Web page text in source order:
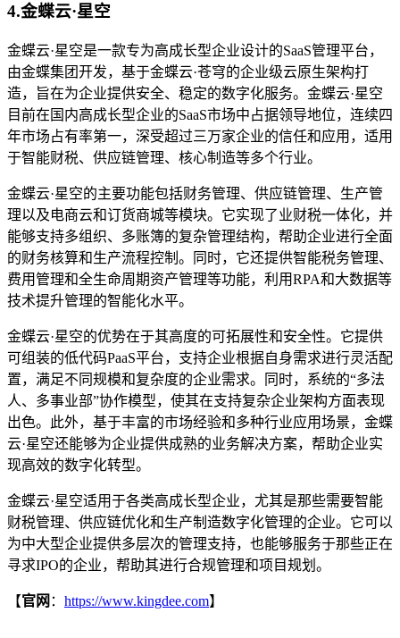
4.金蝶云·星空
金蝶云·星空是一款专为高成长型企业设计的SaaS管理平台，
由金蝶集团开发，基于金蝶云·苍穹的企业级云原生架构打
造，旨在为企业提供安全、稳定的数字化服务。金蝶云·星空
目前在国内高成长型企业的SaaS市场中占据领导地位，连续四
年市场占有率第一，深受超过三万家企业的信任和应用，适用
于智能财税、供应链管理、核心制造等多个行业。
金蝶云·星空的主要功能包括财务管理、供应链管理、生产管
理以及电商云和订货商城等模块。它实现了业财税一体化，并
能够支持多组织、多账簿的复杂管理结构，帮助企业进行全面
的财务核算和生产流程控制。同时，它还提供智能税务管理、
费用管理和全生命周期资产管理等功能，利用RPA和大数据等
技术提升管理的智能化水平。
金蝶云·星空的优势在于其高度的可拓展性和安全性。它提供
可组装的低代码PaaS平台，支持企业根据自身需求进行灵活配
置，满足不同规模和复杂度的企业需求。同时，系统的“多法
人、多事业部”协作模型，使其在支持复杂企业架构方面表现
出色。此外，基于丰富的市场经验和多种行业应用场景，金蝶
云·星空还能够为企业提供成熟的业务解决方案，帮助企业实
现高效的数字化转型。
金蝶云·星空适用于各类高成长型企业，尤其是那些需要智能
财税管理、供应链优化和生产制造数字化管理的企业。它可以
为中大型企业提供多层次的管理支持，也能够服务于那些正在
寻求IPO的企业，帮助其进行合规管理和项目规划。
【官网 ： https://www.kingdee.com】